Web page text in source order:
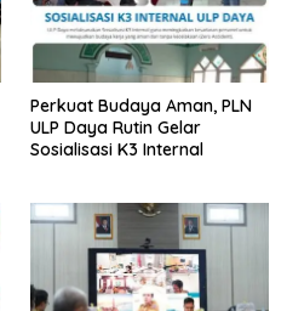
Perkuat Budaya Aman, PLN
ULP Daya Rutin Gelar
Sosialisasi K3 Internal